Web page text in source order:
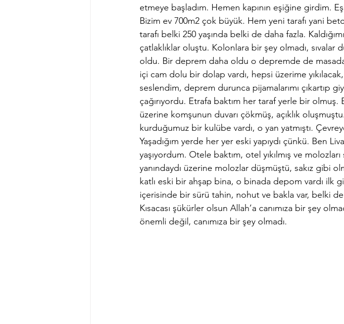
etmeye başladım. Hemen kapının eşiğine girdim.
Bizim ev 700m2 çok büyük. Hem yeni tarafı yani
tarafı belki 250 yaşında belki de daha fazla.
çatlaklıklar oluştu. Kolonlara bir şey olmadı,
oldu. Bir deprem daha oldu o depremde de
içi cam dolu bir dolap vardı, hepsi üzerime
seslendim, deprem durunca pijamalarımı çıkartıp
çağırıyordu. Etrafa baktım her taraf yerle bir olmuş.
üzerine komşunun duvarı çökmüş, açıklık
kurduğumuz bir kulübe vardı, o yan yatmıştı.
Yaşadığım yerde her yer eski yapıydı çünkü. Ben
yaşıyordum. Otele baktım, otel yıkılmış ve
yanındaydı üzerine molozlar düşmüştü, sakız gibi
katlı eski bir ahşap bina, o binada depom vardı ilk
içerisinde bir sürü tahin, nohut ve bakla var, belki
Kısacası şükürler olsun Allah’a canımıza bir şey
önemli değil, canımıza bir şey olmadı.